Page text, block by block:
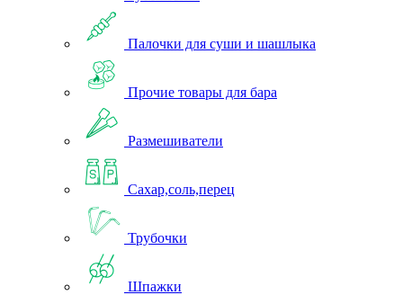
Палочки для суши и шашлыка
Прочие товары для бара
Размешиватели
Сахар,соль,перец
Трубочки
Шпажки